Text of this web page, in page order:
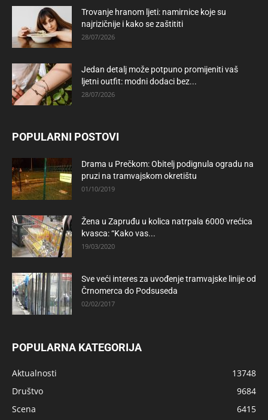
Trovanje hranom ljeti: namirnice koje su
najrizičnije i kako se zaštititi
28/07/2026
Jedan detalj može potpuno promijeniti vaš
ljetni outfit: modni dodaci bez...
28/07/2026
POPULARNI POSTOVI
Drama u Prečkom: Obitelj podignula ogradu na
pruzi na tramvajskom okretištu
01/10/2019
Žena u Zapruđu u kolica natrpala 6000 vrećica
kvasca: “Kako vas...
19/03/2020
Sve veći interes za uvođenje tramvajske linije od
Črnomerca do Podsuseda
02/02/2017
POPULARNA KATEGORIJA
Aktualnosti
13748
Društvo
9684
Scena
6415